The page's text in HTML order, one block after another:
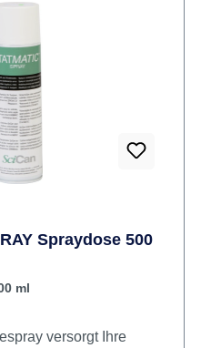
Spraydose 500
ml
versorgt Ihre